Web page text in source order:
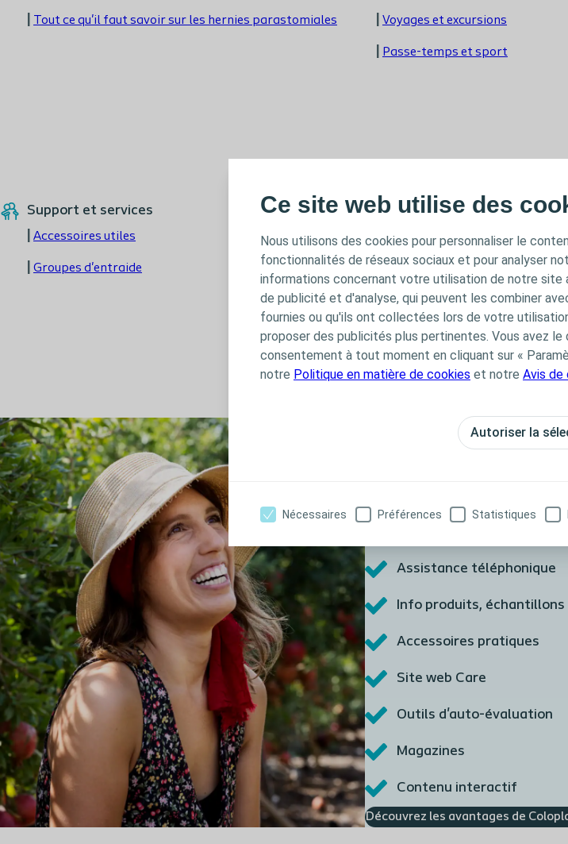
Ce site web utilise des
Nous utilisons des cookies pour personnaliser le
fonctionnalités de réseaux sociaux et pour analyser
informations concernant votre utilisation de notre site
de publicité et d'analyse, qui peuvent les combiner
fournies ou qu'ils ont collectées lors de votre
proposer des publicités plus pertinentes. Vous avez
consentement à tout moment en cliquant sur «
notre Politique en matière de cookies et notre Avis de
Autoriser la
Nécessaires Préférences Statistiques
Tout ce qu'il faut savoir sur les hernies parastomiales Voyages et excursions
Passe-temps et sport
Support et services
Accessoires utiles
Groupes d'entraide
Sur le lieu de travail
|Conseils au travail
Coloplast Care | Un
nombreux services
Assistance téléphonique
Info produits, échantillons
Accessoires pratiques
Site web Care
Outils d'auto-évaluation
Magazines
Contenu interactif
Découvrez les avantages de